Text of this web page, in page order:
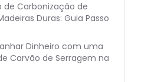
de Carbonização de
Duras: Guia Passo
Dinheiro com uma
Carvão de Serragem na